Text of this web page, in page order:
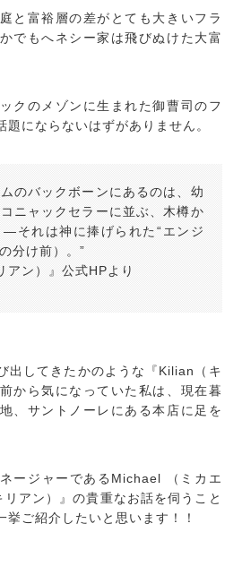
と富裕層の差がとても大きいフラ
でもへネシー家は飛びぬけた大富
クのメゾンに生まれた御曹司のフ
題にならないはずがありません。
のバックボーンにあるのは、幼
ニャックセラーに並ぶ、木樽か
それは神に捧げられた“エンジ
分け前）。”
アン）』公式HPより
出してきたかのような『Kilian（キ
から気になっていた私は、現在暮
、サントノーレにある本店に足を
ージャーであるMichael （ミカエ
アン）』の貴重なお話を伺うこと
ご紹介したいと思います！！